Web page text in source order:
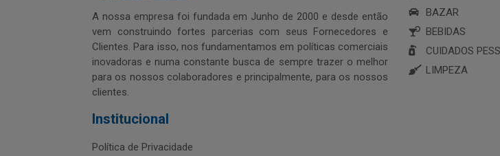
A nossa empresa foi fundada em Junho de 2000 e desde então
vem construindo fortes parcerias com seus Fornecedores e
Clientes. Para isso, nos fundamentamos em políticas comerciais
inovadoras e numa constante busca de sempre trazer o melhor
para os nossos colaboradores e principalmente, para os nossos
clientes.
Institucional
Política de Privacidade
BAZAR
BEBIDAS
CUIDADOS
LIMPEZA